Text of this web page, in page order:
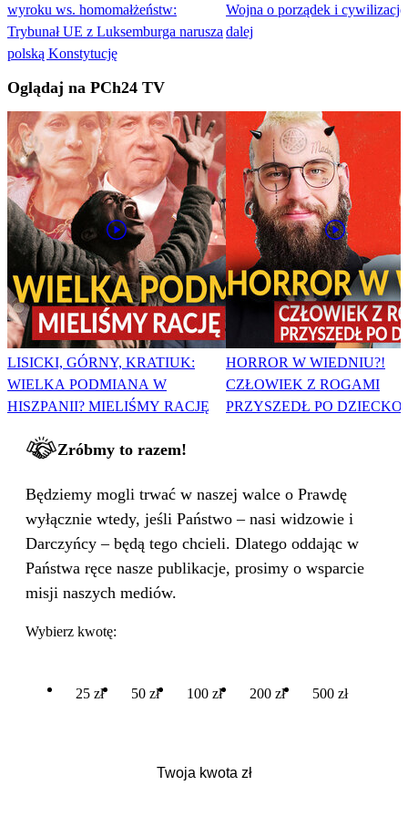
wyroku ws. homomałżeństw:
Trybunał UE z Luksemburga narusza
polską Konstytucję
Wojna o porządek i
dalej
Oglądaj na PCh24 TV
LISICKI, GÓRNY, KRATIUK:
WIELKA PODMIANA W
HISZPANII? MIELIŚMY RACJĘ
HORROR W WIEDNIU?!
CZŁOWIEK Z ROGAMI
PRZYSZEDŁ PO DZIECKO
Zróbmy to razem!
Będziemy mogli trwać w naszej walce o Prawdę
wyłącznie wtedy, jeśli Państwo – nasi widzowie i
Darczyńcy – będą tego chcieli. Dlatego oddając w
Państwa ręce nasze publikacje, prosimy o wsparcie
misji naszych mediów.
Wybierz kwotę:
25 zł 50 zł 100 zł 200 zł 500 zł